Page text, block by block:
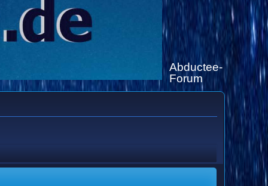
Abductee-
Forum